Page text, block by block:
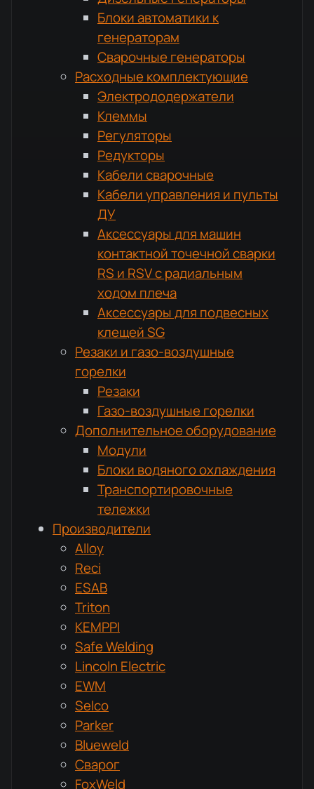
Блоки автоматики к
генераторам
Сварочные генераторы
Расходные комплектующие
Электрододержатели
Клеммы
Регуляторы
Редукторы
Кабели сварочные
Кабели управления и пульты
ДУ
Аксессуары для машин
контактной точечной сварки
RS и RSV с радиальным
ходом плеча
Аксессуары для подвесных
клещей SG
Резаки и газо-воздушные
горелки
Резаки
Газо-воздушные горелки
Дополнительное оборудование
Модули
Блоки водяного охлаждения
Транспортировочные
тележки
Производители
Alloy
Reci
ESAB
Triton
KEMPPI
Safe Welding
Lincoln Electric
EWM
Selco
Parker
Blueweld
Сварог
FoxWeld